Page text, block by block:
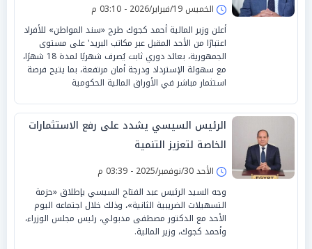
الخميس 19/فبراير/2026 - 03:10 م
أعلن وزير المالية أحمد كجوك طرح «سند المواطن» للأفراد
اعتبارًا من الأحد المقبل عبر مكاتب البريد' على مستوى
الجمهورية، بعائد دوري ثابت يُصرف شهريًا لمدة 18 شهرًا،
مع سهولة الإسترداد ودرجة أمان مرتفعة، بما يتيح فرصة
استثمار مباشر في الأوراق المالية الحكومية
الرئيس السيسي يشدد على رفع الاستثمارات
الخاصة لتعزيز التنمية
الأحد 30/نوفمبر/2025 - 03:39 م
وجه السيد الرئيس عبد الفتاح السيسي بإطلاق «حزمة
التسهيلات الضريبية الثانية»، وذلك خلال اجتماعه اليوم
الأحد مع الدكتور مصطفى مدبولي، رئيس مجلس الوزراء،
وأحمد كجوك، وزير المالية.